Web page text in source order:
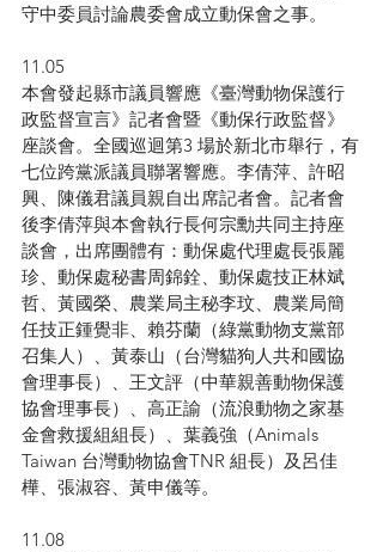
守中委員討論農委會成立動保會之事。
11.05
本會發起縣市議員響應《臺灣動物保護行
政監督宣言》記者會暨《動保行政監督》
座談會。全國巡迴第3 場於新北市舉行，有
七位跨黨派議員聯署響應。李倩萍、許昭
興、陳儀君議員親自出席記者會。記者會
後李倩萍與本會執行長何宗勳共同主持座
談會，出席團體有：動保處代理處長張麗
珍、動保處秘書周錦銓、動保處技正林斌
哲、黃國榮、農業局主秘李玟、農業局簡
任技正鍾覺非、賴芬蘭（綠黨動物支黨部
召集人）、黃泰山（台灣貓狗人共和國協
會理事長）、王文評（中華親善動物保護
協會理事長）、高正諭（流浪動物之家基
金會救援組組長）、葉義強（Animals
Taiwan 台灣動物協會TNR 組長）及呂佳
樺、張淑容、黃申儀等。
11.08